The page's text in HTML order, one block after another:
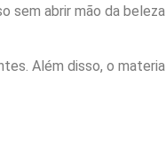
sem abrir mão da
Além disso, o